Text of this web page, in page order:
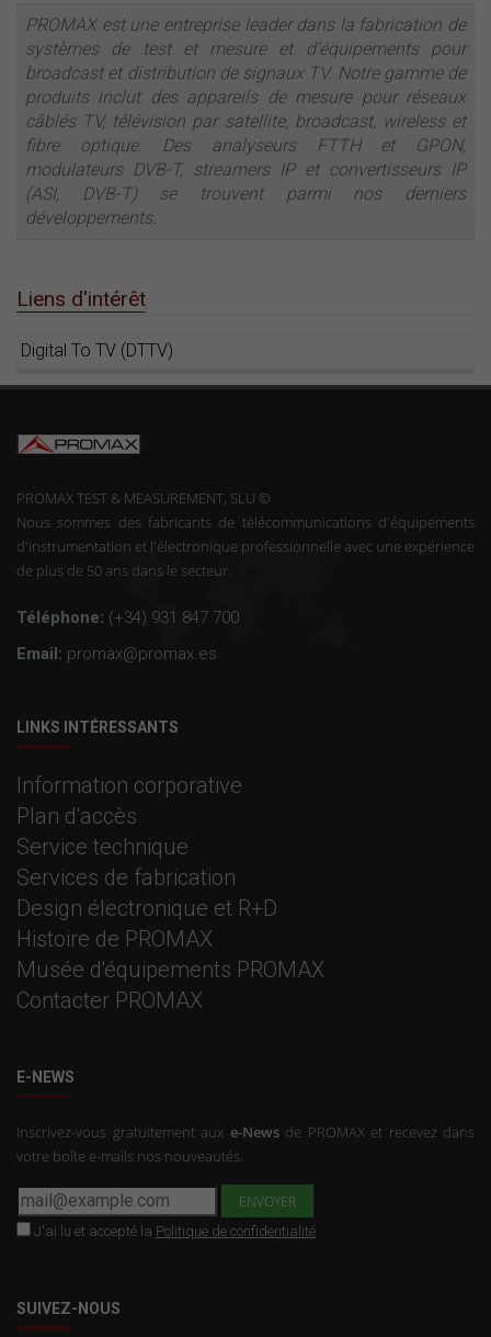
PROMAX est une entreprise leader dans la fabrication de
systèmes de test et mesure et d’équipements pour
broadcast et distribution de signaux TV. Notre gamme de
produits inclut des appareils de mesure pour réseaux
câblés TV, télévision par satellite, broadcast, wireless et
fibre optique. Des analyseurs FTTH et GPON,
modulateurs DVB-T, streamers IP et convertisseurs IP
(ASI, DVB-T) se trouvent parmi nos derniers
développements.
Liens d'intérêt
Digital To TV (DTTV)
PROMAX TEST & MEASUREMENT, SLU ©
Nous sommes des fabricants de télécommunications d'équipements
d'instrumentation et l'électronique professionnelle avec une expérience
de plus de 50 ans dans le secteur.
Téléphone: (+34) 931 847 700
Email: promax@promax.es
LINKS INTÉRESSANTS
Information corporative
Plan d'accès
Service technique
Services de fabrication
Design électronique et R+D
Histoire de PROMAX
Musée d'équipements PROMAX
Contacter PROMAX
E-NEWS
Inscrivez-vous gratuitement aux e-Newsde PROMAX et recevez dans
votre boîte e-mails nos nouveautés.
J'ai lu et accepté la Politique de confidentialité
SUIVEZ-NOUS